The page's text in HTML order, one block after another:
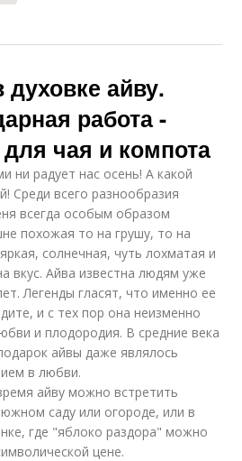
айву.
работа -
чая и компота
ни радует нас осень! А какой
Среди всего разнообразия
всегда особым образом
похожая то на грушу, то на
солнечная, чуть лохматая и
вкус. Айва известна людям уже
Легенды гласят, что именно ее
и с тех пор она неизменно
и плодородия. В средние века
айвы даже являлось
в любви.
айву можно встретить
саду или огороде, или в
где "яблоко раздора" можно
цене.